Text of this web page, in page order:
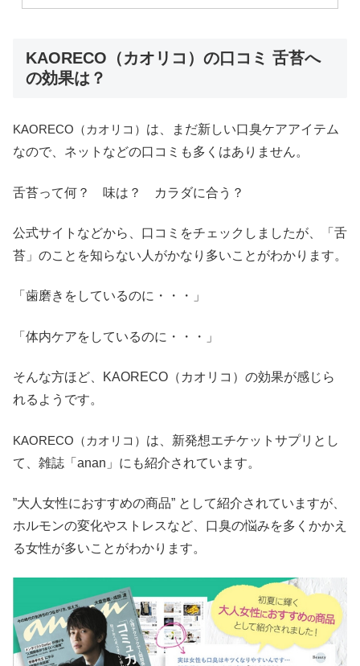
KAORECO（カオリコ）の口コミ 舌苔へ
の効果は？
KAORECO（カオリコ） は、まだ新しい口臭ケアアイテム
なので、ネットなどの口コミも多くはありません。
舌苔って何？ 味は？ カラダに合う？
公式サイトなどから、口コミをチェックしましたが、「舌
苔」のことを知らない人がかなり多いことがわかります。
「歯磨きをしているのに・・・」
「体内ケアをしているのに・・・」
そんな方ほど、KAORECO（カオリコ）の効果が感じら
れるようです。
KAORECO（カオリコ） は、新発想エチケットサプリとし
て、雑誌「anan」にも紹介されています。
”大人女性におすすめの商品” として紹介されていますが、
ホルモンの変化やストレスなど、口臭の悩みを多くかかえ
る女性が多いことがわかります。